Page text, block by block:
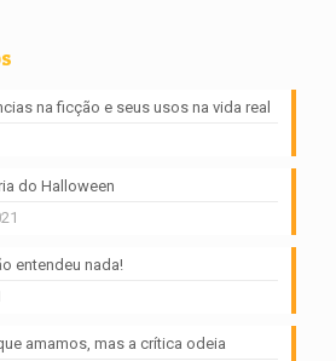
na ficção e seus usos na vida real
do Halloween
entendeu nada!
amamos, mas a crítica odeia